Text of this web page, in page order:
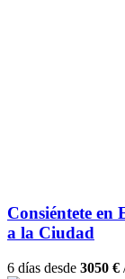
Consiéntete en
a la Ciudad
6 días desde 3050 €